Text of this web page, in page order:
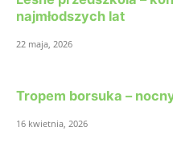
najmłodszych lat
22 maja, 2026
Tropem borsuka –
16 kwietnia, 2026